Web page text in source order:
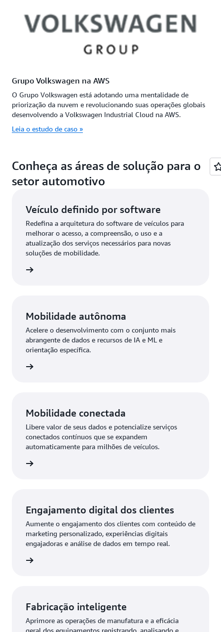
Grupo Volkswagen na AWS
O Grupo Volkswagen está adotando uma mentalidade de
priorização da nuvem e revolucionando suas operações globais
desenvolvendo a Volkswagen Industrial Cloud na AWS.
Leia o estudo de caso »
Conheça as áreas de solução para o
setor automotivo
Veículo definido por software
Redefina a arquitetura do software de veículos para
melhorar o acesso, a compreensão, o uso e a
atualização dos serviços necessários para novas
soluções de mobilidade.
Mobilidade autônoma
Acelere o desenvolvimento com o conjunto mais
abrangente de dados e recursos de IA e ML e
orientação específica.
Mobilidade conectada
Libere valor de seus dados e potencialize serviços
conectados contínuos que se expandem
automaticamente para milhões de veículos.
Engajamento digital dos clientes
Aumente o engajamento dos clientes com conteúdo de
marketing personalizado, experiências digitais
engajadoras e análise de dados em tempo real.
Fabricação inteligente
Aprimore as operações de manufatura e a eficácia
geral dos equipamentos registrando, analisando e